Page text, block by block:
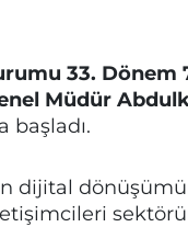
33. Dönem
Müdür
başladı.
dijital